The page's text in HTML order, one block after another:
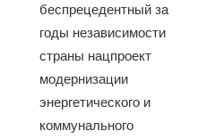
беспрецедентный за
годы независимости
страны нацпроект
модернизации
энергетического и
коммунального